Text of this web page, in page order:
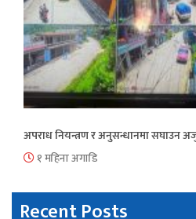
अपराध नियन्त्रण र अनुसन्धानमा सघाउन
१ महिना अगाडि
Recent Posts